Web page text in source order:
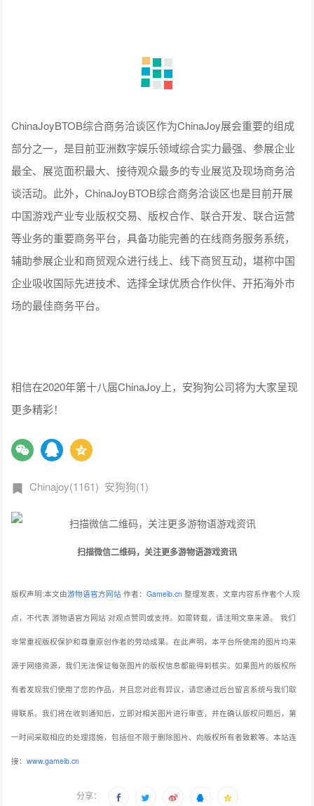
ChinaJoyBTOB综合商务洽谈区作为ChinaJoy展会重要的组成
部分之一，是目前亚洲数字娱乐领域综合实力最强、参展企业
最全、展览面积最大、接待观众最多的专业展览及现场商务洽
谈活动。此外，ChinaJoyBTOB综合商务洽谈区也是目前开展
中国游戏产业专业版权交易、版权合作、联合开发、联合运营
等业务的重要商务平台，具备功能完善的在线商务服务系统，
辅助参展企业和商贸观众进行线上、线下商贸互动，堪称中国
企业吸收国际先进技术、选择全球优质合作伙伴、开拓海外市
场的最佳商务平台。
相信在2020年第十八届ChinaJoy上，安狗狗公司将为大家呈现
更多精彩！
Chinajoy(1161) 安狗狗(1)
扫描微信二维码，关注更多游物语游戏资讯
版权声明:本文由游物语官方网站 作者：Gameib.cn 整理发表，文章内容系作者个人观
点，不代表 游物语官方网站 对观点赞同或支持。如需转载，请注明文章来源。 我们
非常重视版权保护和尊重原创作者的劳动成果。在此声明，本平台所使用的图片均来
源于网络资源，我们无法保证每张图片的版权信息都能得到核实。如果图片的版权所
有者发现我们使用了您的作品，并且您对此有异议，请您通过后台留言系统与我们取
得联系。我们将在收到通知后，立即对相关图片进行审查，并在确认版权问题后，第
一时间采取相应的处理措施，包括但不限于删除图片、向版权所有者致歉等。本站连
接：www.gameib.cn
分享：